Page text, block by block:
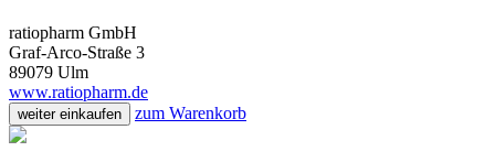
ratiopharm GmbH
Graf-Arco-Straße 3
89079 Ulm
www.ratiopharm.de
weiter einkaufen zum Warenkorb